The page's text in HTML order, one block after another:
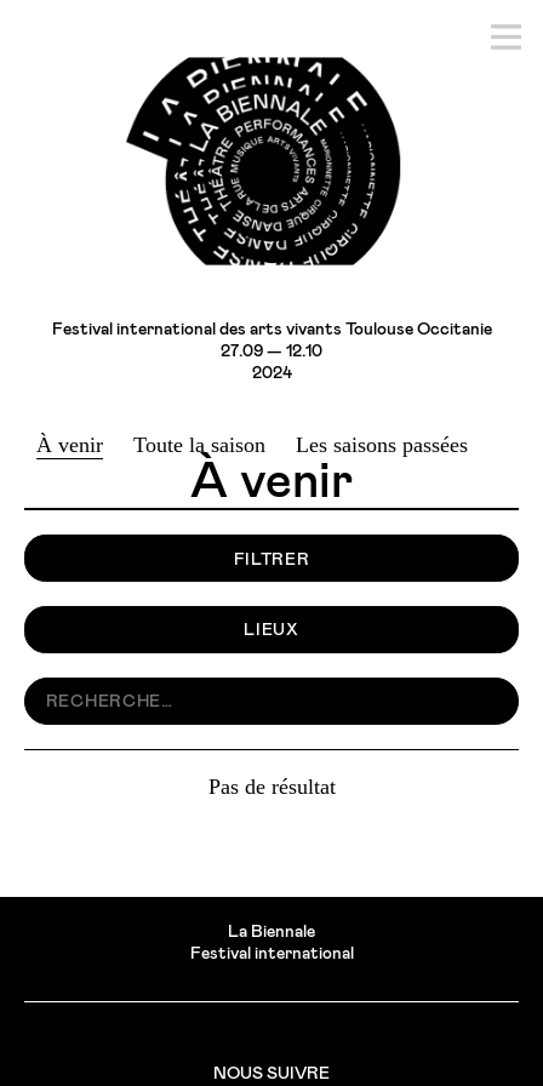
Festival international des arts vivants Toulouse Occitanie
27.09 — 12.10
2024
À venir Toute la saison Les saisons passées
À venir
FILTRER
LIEUX
Pas de résultat
La Biennale
Festival international
NOUS SUIVRE